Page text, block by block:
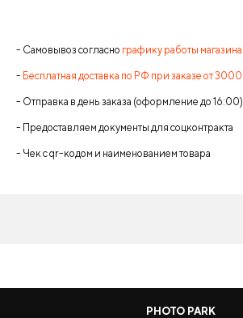
- Самовывоз согласно графику работы магазина
- Бесплатная доставка по РФ при заказе от 3000
- Отправка в день заказа (оформление до 16:00)
- Предоставляем документы для соцконтракта
- Чек с qr-кодом и наименованием товара
PHOTO PARK